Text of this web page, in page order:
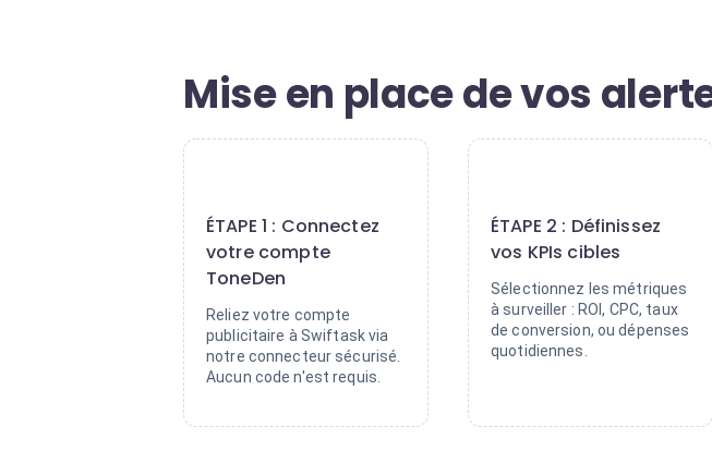
Mise en place de vos
ÉTAPE 1 : Connectez
votre compte
ToneDen
Reliez votre compte
publicitaire à Swiftask via
notre connecteur sécurisé.
Aucun code n'est requis.
ÉTAPE 2 : Définissez
vos KPIs cibles
Sélectionnez les métriques
à surveiller : ROI, CPC, taux
de conversion, ou dépenses
quotidiennes.